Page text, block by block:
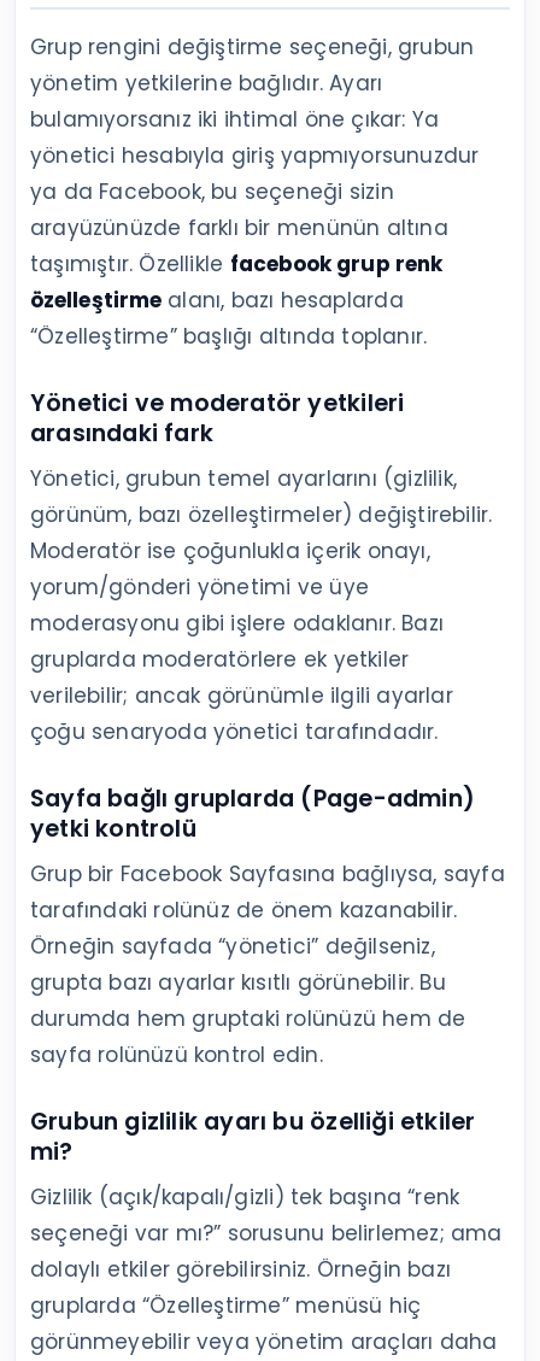
Grup rengini değiştirme seçeneği, grubun
yönetim yetkilerine bağlıdır. Ayarı
bulamıyorsanız iki ihtimal öne çıkar: Ya
yönetici hesabıyla giriş yapmıyorsunuzdur
ya da Facebook, bu seçeneği sizin
arayüzünüzde farklı bir menünün altına
taşımıştır. Özellikle facebook grup renk
özelleştirme alanı, bazı hesaplarda
“Özelleştirme” başlığı altında toplanır.
Yönetici ve moderatör yetkileri
arasındaki fark
Yönetici, grubun temel ayarlarını (gizlilik,
görünüm, bazı özelleştirmeler) değiştirebilir.
Moderatör ise çoğunlukla içerik onayı,
yorum/gönderi yönetimi ve üye
moderasyonu gibi işlere odaklanır. Bazı
gruplarda moderatörlere ek yetkiler
verilebilir; ancak görünümle ilgili ayarlar
çoğu senaryoda yönetici tarafındadır.
Sayfa bağlı gruplarda (Page-admin)
yetki kontrolü
Grup bir Facebook Sayfasına bağlıysa, sayfa
tarafındaki rolünüz de önem kazanabilir.
Örneğin sayfada “yönetici” değilseniz,
grupta bazı ayarlar kısıtlı görünebilir. Bu
durumda hem gruptaki rolünüzü hem de
sayfa rolünüzü kontrol edin.
Grubun gizlilik ayarı bu özelliği etkiler
mi?
Gizlilik (açık/kapalı/gizli) tek başına “renk
seçeneği var mı?” sorusunu belirlemez; ama
dolaylı etkiler görebilirsiniz. Örneğin bazı
gruplarda “Özelleştirme” menüsü hiç
görünmeyebilir veya yönetim araçları daha